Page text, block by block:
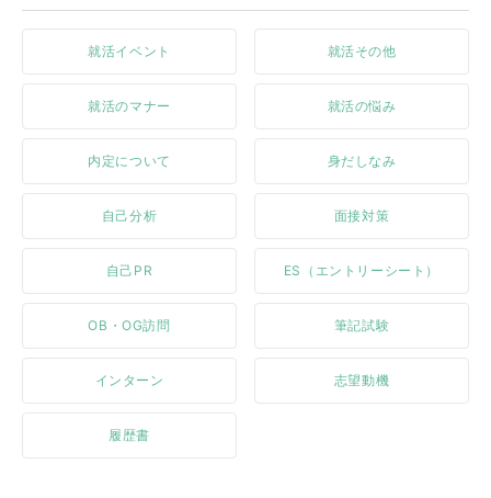
就活イベント 就活その他
就活のマナー 就活の悩み
内定について 身だしなみ
自己分析 面接対策
自己PR ES（エントリーシート）
OB・OG訪問 筆記試験
インターン 志望動機
履歴書